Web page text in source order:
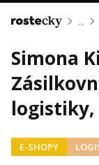
Mentoring
Podcasty
Solo
Akce
O mně
Domů ...
Simona
logistiky,
E-SHOPY